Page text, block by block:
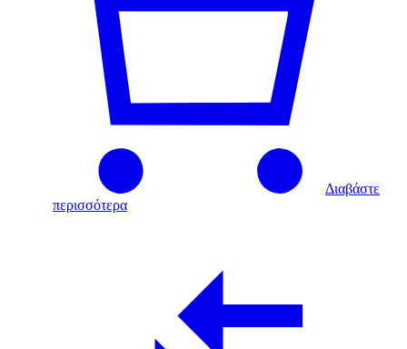
Διαβάστε
περισσότερα